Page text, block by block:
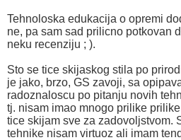
Tehnoloska edukacija o opremi
ne, pa sam sad prilicno potkovan
neku recenziju ; ).
Sto se tice skijaskog stila po
je jako, brzo, GS zavoji, sa
radoznaloscu po pitanju novih
tj. nisam imao mnogo prilike
tice skijam sve za zadovoljstvom.
tehnike nisam virtuoz ali imam